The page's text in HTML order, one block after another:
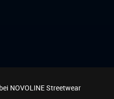
NOVOLINE Streetwear